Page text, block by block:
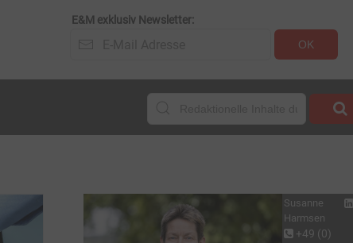
E&M exklusiv Newsletter:
OK
Susanne
Harmsen
+49 (0)